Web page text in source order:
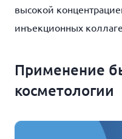
высокой
инъекционных
Применение
косметологии